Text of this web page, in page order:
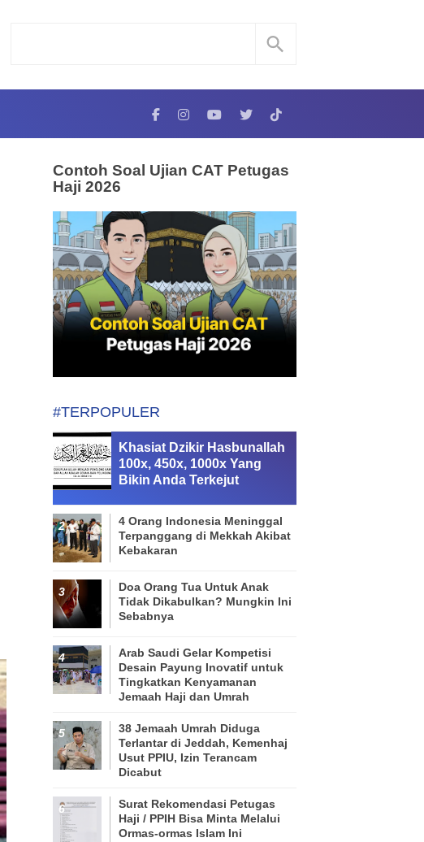
Contoh Soal Ujian CAT Petugas
Haji 2026
#TERPOPULER
Khasiat Dzikir Hasbunallah
100x, 450x, 1000x Yang
Bikin Anda Terkejut
4 Orang Indonesia Meninggal
Terpanggang di Mekkah Akibat
Kebakaran
Doa Orang Tua Untuk Anak
Tidak Dikabulkan? Mungkin Ini
Sebabnya
Arab Saudi Gelar Kompetisi
Desain Payung Inovatif untuk
Tingkatkan Kenyamanan
Jemaah Haji dan Umrah
38 Jemaah Umrah Diduga
Terlantar di Jeddah, Kemenhaj
Usut PPIU, Izin Terancam
Dicabut
Surat Rekomendasi Petugas
Haji / PPIH Bisa Minta Melalui
Ormas-ormas Islam Ini